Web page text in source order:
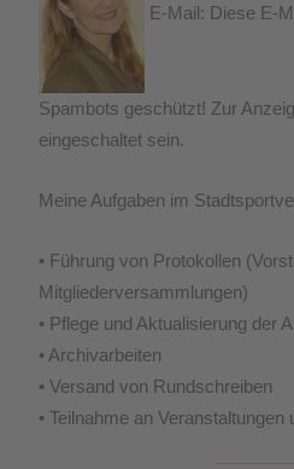
E-Mail: Diese E-
Spambots geschützt! Zur
eingeschaltet sein.
Meine Aufgaben im
• Führung von Protokollen
Mitgliederversammlungen)
• Pflege und Aktualisierung der
• Archivarbeiten
• Versand von Rundschreiben
• Teilnahme an Veranstaltungen